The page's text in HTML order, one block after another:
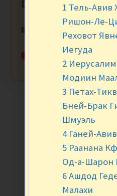
סימבה לכלבים
₪ за уп.
Нет в наличии
1 Тель-Авив
Ришон-Ле-
Реховот
Иегуда
2
Модиин
3 Петах-
Бней-Брак
Шмуэль
4 Ганей-
5 Раанана
Од-а-Шарон
6 Ашдод
Малахи